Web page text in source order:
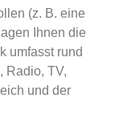
(z. B. eine
Ihnen die
umfasst rund
Radio, TV,
und der